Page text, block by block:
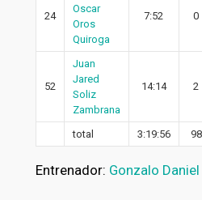
24
Oscar
Oros
Quiroga
7:52 0
52
Juan
Jared
Soliz
Zambrana
14:14 2
total 3:19:56 98
Entrenador: Gonzalo